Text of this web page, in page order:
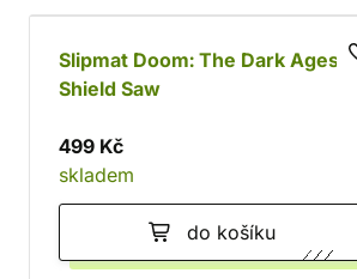
Slipmat Doom: The Dark Ages -
Shield Saw
499 Kč
skladem
do košíku